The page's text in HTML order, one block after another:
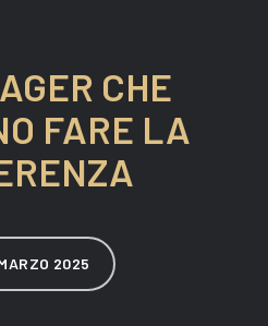
CHE
FARE LA
2025